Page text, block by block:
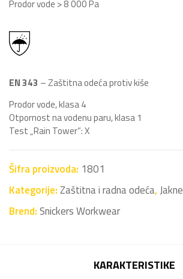
Prodor vode > 8 000 Pa
EN 343 – Zaštitna odeća protiv kiše
Prodor vode, klasa 4
Otpornost na vodenu paru, klasa 1
Test „Rain Tower“: X
Šifra proizvoda: 1801
Kategorije:Zaštitna i radna odeća,Jakne
Brend:Snickers Workwear
KARAKTERISTIKE